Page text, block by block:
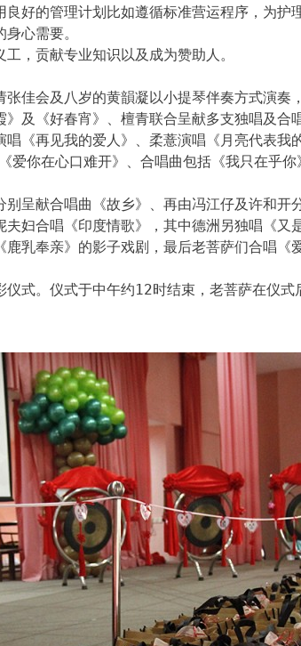
好的管理计划比如遵循标准营运程序，为护
心需要。
，贡献专业知识以及成为赞助人。
佳会及八岁的黄韻凝以小提琴伴奏方式演奏
及《好春宵》、檀青联合呈献多支独唱及合
《再见我的爱人》、柔薏演唱《月亮代表我
心口难开》、合唱曲包括《我只在乎你》
呈献合唱曲《故乡》、再由冯江仔及许和开
妇合唱《印度情歌》，其中德洲另独唱《又
乳奉亲》的影子戏剧，最后老菩萨们合唱《
式。仪式于中午约12时结束，老菩萨在仪式